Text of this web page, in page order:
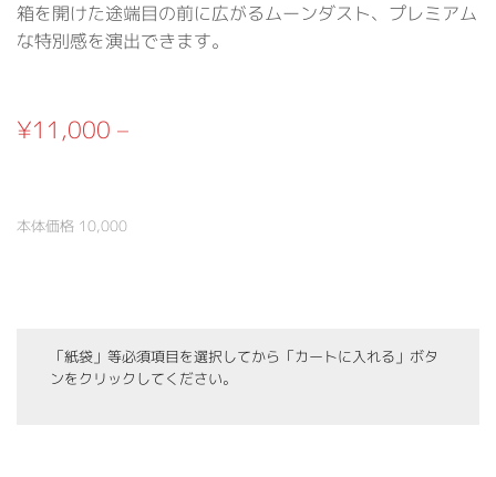
箱を開けた途端目の前に広がるムーンダスト、プレミアム
な特別感を演出できます。
¥11,000 –
本体価格 10,000
「紙袋」等必須項目を選択してから「カートに入れる」ボタ
ンをクリックしてください。